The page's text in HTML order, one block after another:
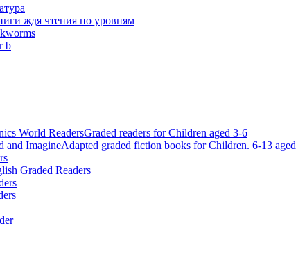
ждя чтения по уровням
b
World ReadersGraded readers for Children aged 3-6
and ImagineAdapted graded fiction books for Children. 6-13 aged
Graded Readers